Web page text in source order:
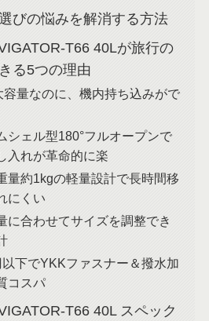
びの悩みを解消する方法
T66 40Lが旅行の
る5つの理由
量なのに、機内持ち込みがで
ェル型180°フルオープンで
入れが革命的に楽
約1kgの軽量設計で長時間移
にくい
合わせてサイズを調整でき
下でYKKファスナー＆撥水加
コスパ
T66 40L スペック